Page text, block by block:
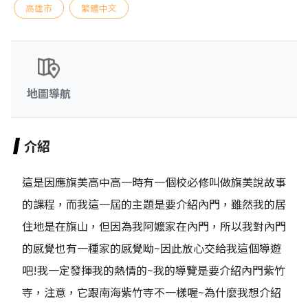
高雄市 繁體中文
地圖導航
介紹
這是因應旗美高中高一時有一個校必修叫做旗美說故事
的課程，而我這一屆的主題是要介紹內門，雖然我的居
住地是在旗山，但因為我阿嬤家在內門，所以我對內門
的感覺也有一種家的感覺呦~因此放心交給我這個導遊
吧!我一定發揮我的熱情的~我的導覽是要介紹內門紫竹
寺，注意，它跟南海紫竹寺不一樣喔~為什麼我想介紹